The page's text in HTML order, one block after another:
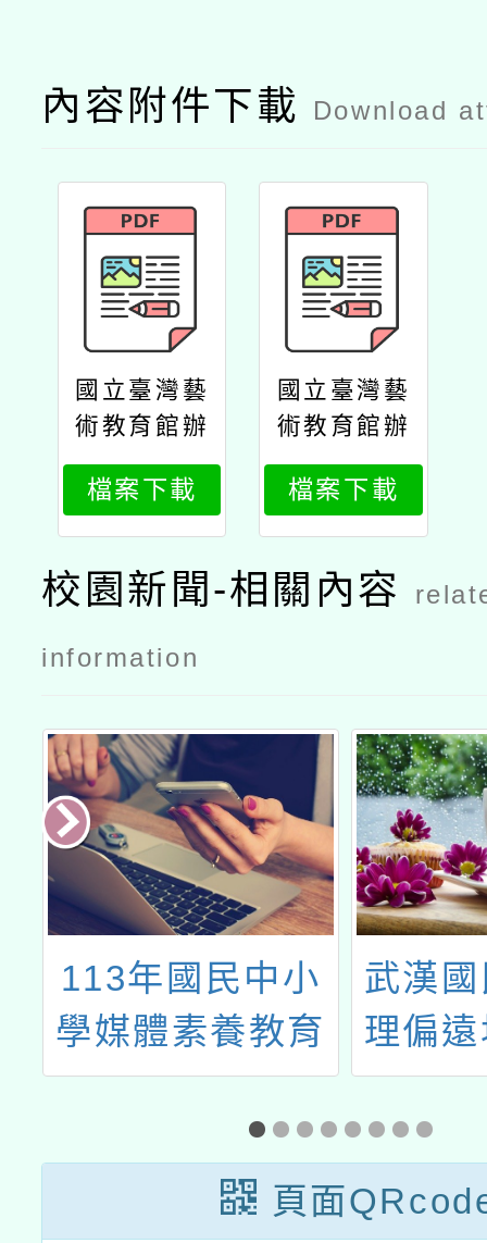
內容附件下載 Download
國立臺灣藝
術教育館辦
理「漫畫的
藝術美學漫
畫．漫話」
教師增能研
習
檔案下載
國立臺灣藝
術教育館辦
理「漫畫的
藝術美學漫
畫．漫話」
教師增能研
習公文
檔案下載
校園新聞-相關內容
information
113年國民中小
學媒體素養教育
教師線上研習課
武漢
理偏
山非
整合
規劃
頁面